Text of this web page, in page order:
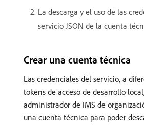
La descarga y el uso de las
servicio JSON de la cuenta
Crear una cuenta técnica
Las credenciales del servicio, a
tokens de acceso de desarrollo
administrador de IMS de
una cuenta técnica para poder